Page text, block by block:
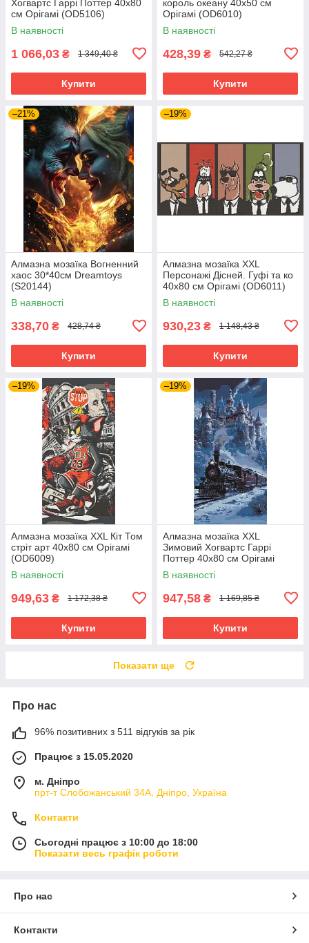
Хогвартс Гаррі Поттер 40х80
см Орігамі (OD5106)
В наявності
1 066,03 ₴ 1 349,40 ₴
Купити
король океану 40х50 см
Орігамі (OD6010)
В наявності
428,39 ₴ 542,27 ₴
Купити
–21%
Алмазна мозаїка Вогненний
хаос 30*40см Dreamtoys
(S20144)
В наявності
338,70 ₴ 428,74 ₴
Купити
–19%
Алмазна мозаїка XXL
Персонажі Дісней. Гуфі та ко
40х80 см Орігамі (OD6011)
В наявності
930,23 ₴ 1 148,43 ₴
Купити
–19%
Алмазна мозаїка XXL Кіт Том
стріт арт 40х80 см Орігамі
(OD6009)
В наявності
949,63 ₴ 1 172,38 ₴
Купити
–19%
Алмазна мозаїка XXL
Зимовий Хогвартс Гаррі
Поттер 40х80 см Орігамі
(OD5173)
В наявності
947,58 ₴ 1 169,85 ₴
Купити
Показати ще
Про нас
96% позитивних з 511 відгуків за рік
Працює з 15.05.2020
м. Дніпро
прт-т Слобожанський 34А, Дніпро, Україна
Контакти
Сьогодні працює з 10:00 до 18:00
Показати весь графік роботи
Про нас
Контакти